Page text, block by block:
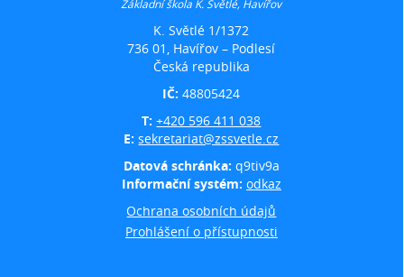
Základní škola K. Světlé, Havířov
K. Světlé 1/1372
736 01, Havířov – Podlesí
Česká republika
IČ:48805424
T:+420 596 411 038
E:sekretariat@zssvetle.cz
Datová schránka: q9tiv9a
Informační systém: odkaz
Ochrana osobních údajů
Prohlášení o přístupnosti